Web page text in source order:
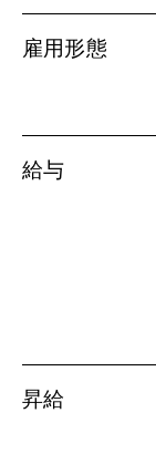
雇用形態
給与
昇給